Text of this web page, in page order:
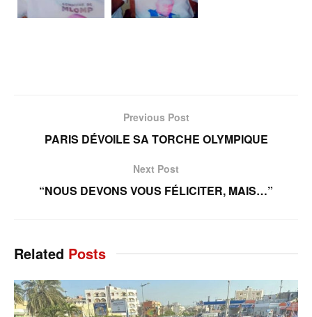
Previous Post
PARIS DÉVOILE SA TORCHE OLYMPIQUE
Next Post
“NOUS DEVONS VOUS FÉLICITER, MAIS…”
Related Posts